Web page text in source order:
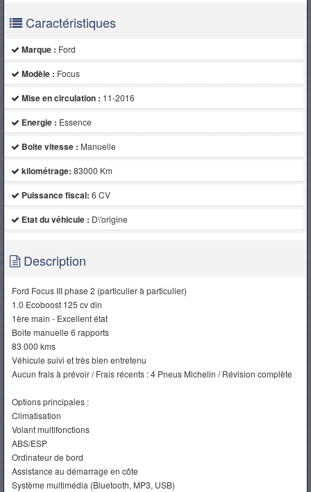
Caractéristiques
Marque : Ford
Modèle : Focus
Mise en circulation : 11-2016
Energie : Essence
Boite vitesse : Manuelle
kilométrage: 83000 Km
Puissance fiscal: 6 CV
Etat du véhicule : D\'origine
Description
Ford Focus III phase 2 (particulier à particulier)
1.0 Ecoboost 125 cv din
1ère main - Excellent état
Boite manuelle 6 rapports
83 000 kms
Véhicule suivi et très bien entretenu
Aucun frais à prévoir / Frais récents : 4 Pneus Michelin / Révision complète
Options principales :
Climatisation
Volant multifonctions
ABS/ESP
Ordinateur de bord
Assistance au démarrage en côte
Système multimédia (Bluetooth, MP3, USB)